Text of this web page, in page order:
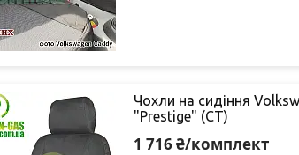
Чохли на сидіння
"Prestige" (СТ)
1 716 ₴/комплект